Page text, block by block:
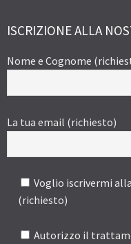
ISCRIZIONE ALLA
Nome e Cognome
La tua email (richiesto)
Voglio iscrivermi
(richiesto)
Autorizzo il